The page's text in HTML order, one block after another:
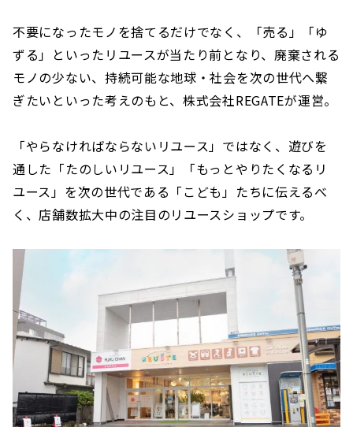
不要になったモノを捨てるだけでなく、「売る」「ゆ
ずる」といったリユースが当たり前となり、廃棄される
モノの少ない、持続可能な地球・社会を次の世代へ繋
ぎたいといった考えのもと、株式会社REGATEが運営。
「やらなければならないリユース」ではなく、遊びを
通した「たのしいリユース」「もっとやりたくなるリ
ユース」を次の世代である「こども」たちに伝えるべ
く、店舗数拡大中の注目のリユースショップです。